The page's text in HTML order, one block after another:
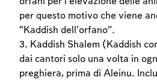
per questo motivo che viene
“Kaddish dell’orfano”.
3. Kaddish Shalem (Kaddish
dai cantori solo una volta in
preghiera, prima di Aleinu.